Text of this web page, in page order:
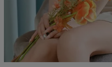
GLAMOROUS
IRMA